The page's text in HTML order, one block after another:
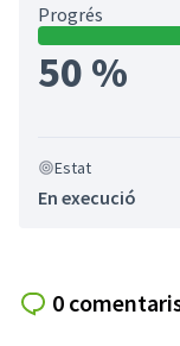
Progrés
50 %
Estat
En execució
0